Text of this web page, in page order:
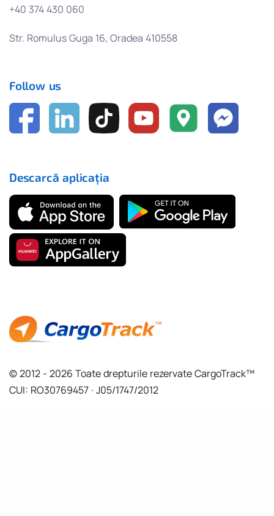
+40 374 430 060
Str. Romulus Guga 16, Oradea 410558
© 2012 - 2026 Toate drepturile rezervate CargoTrack™
CUI: RO30769457 · J05/1747/2012
Follow us
Descarcă aplicația